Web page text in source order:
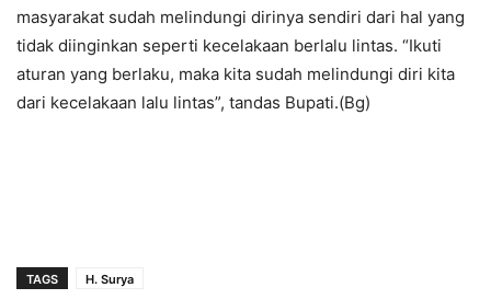
masyarakat sudah melindungi dirinya sendiri dari hal yang
tidak diinginkan seperti kecelakaan berlalu lintas. “Ikuti
aturan yang berlaku, maka kita sudah melindungi diri kita
dari kecelakaan lalu lintas”, tandas Bupati.(Bg)
TAGS H. Surya